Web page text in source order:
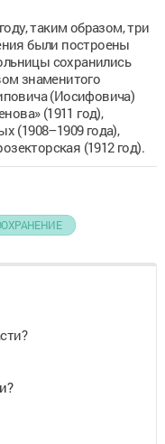
таким образом, три
были построены
сохранились
знаменитого
(Иосифовича)
(1911 год),
(1908–1909 года),
(1912 год).